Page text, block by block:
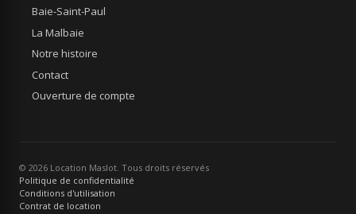
Baie-Saint-Paul
La Malbaie
Notre histoire
Contact
Ouverture de compte
© 2026 Location Maslot. Tous droits réservés
Politique de confidentialité
Conditions d'utilisation
Contrat de location